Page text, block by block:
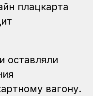
плацкарта
оставляли
вагону.